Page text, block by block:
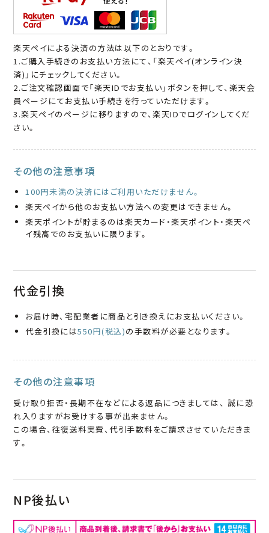
楽天ペイによる決済の方法は以下のとおりです。
1.ご購入手続きのお支払い方法にて、「楽天ペイ(オンライン決
済)」にチェックしてください。
2.ご注文確認画面で「楽天IDでお支払い」ボタンを押して、楽天会
員ページにてお支払い手続きを行っていただけます。
3.楽天ペイのページに移りますので、楽天IDでログインしてくだ
さい。
その他の注意事項
100円未満の決済にはご利用いただけません。
楽天ペイから他のお支払い方法への変更はできません。
楽天ポイントが貯まるのは楽天カード・楽天ポイント・楽天ペ
イ残高でのお支払いに限ります。
代金引換
お届け時、宅配業者に商品と引き換えにお支払いください。
代金引換には550円(税込)の手数料が必要となります。
その他の注意事項
受け取り拒否・長期不在などによる返品につきましては、 誠に恐
れ入りますがお受けする事が出来ません。
この場合、往復送料実費、代引手数料をご請求させていただきま
す。
NP後払い